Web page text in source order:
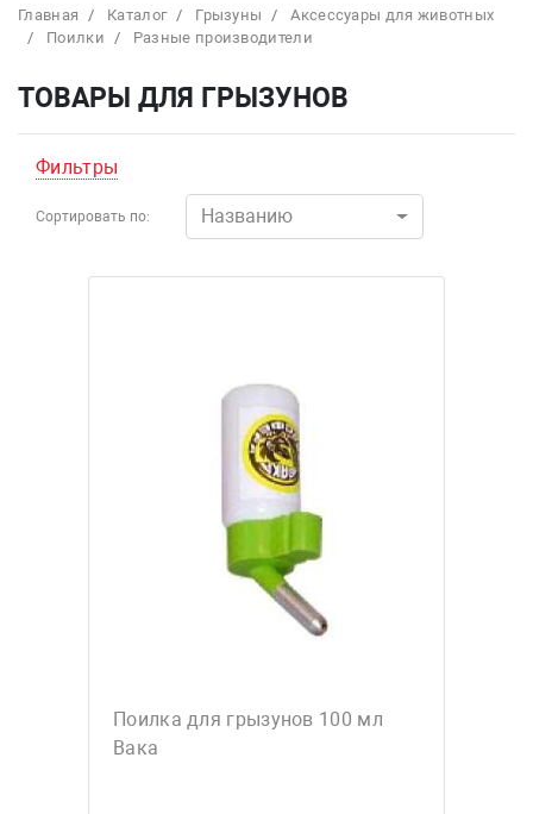
Главная Каталог Грызуны
Аксессуары для животных
Поилки
Разные производители
ТОВАРЫ ДЛЯ ГРЫЗУНОВ
Фильтры
Сортировать по: Названию
Поилка для грызунов 100 мл
Вака